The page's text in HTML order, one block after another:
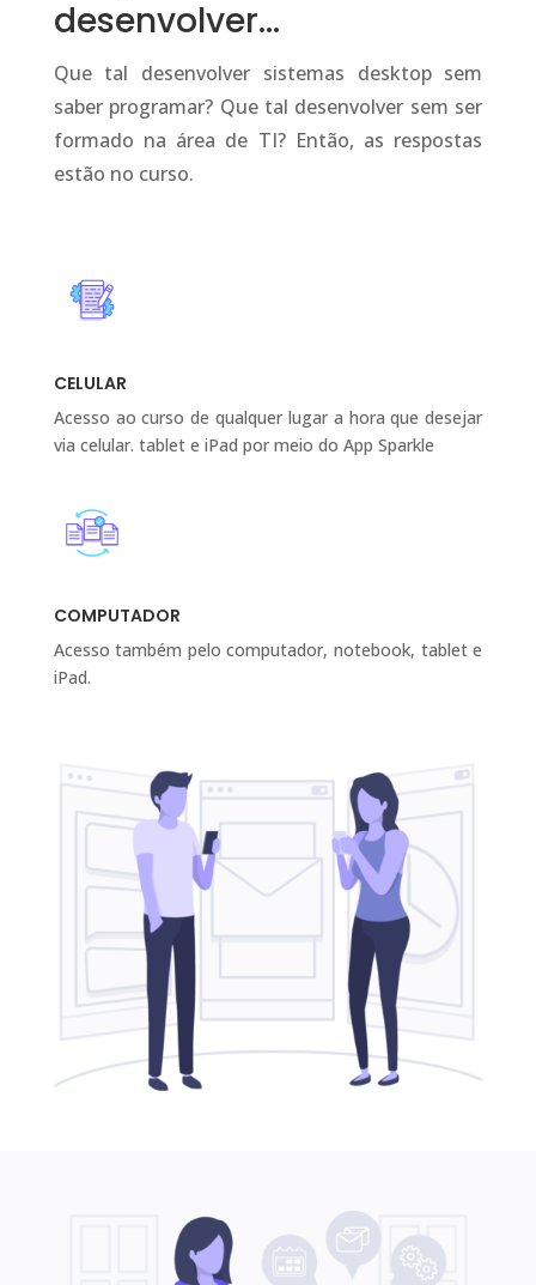
desenvolver…
Que tal desenvolver sistemas desktop sem
saber programar? Que tal desenvolver sem ser
formado na área de TI? Então, as respostas
estão no curso.
CELULAR
Acesso ao curso de qualquer lugar a hora que desejar
via celular. tablet e iPad por meio do App Sparkle
COMPUTADOR
Acesso também pelo computador, notebook, tablet e
iPad.